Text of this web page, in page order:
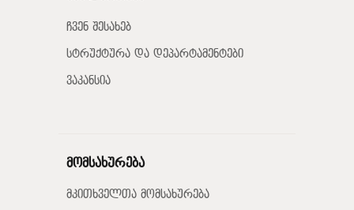
ჩვენ შესახებ
სტრუქტურა და დეპარტამენტები
ვაკანსია
მომსახურება
მკითხველთა მომსახურება